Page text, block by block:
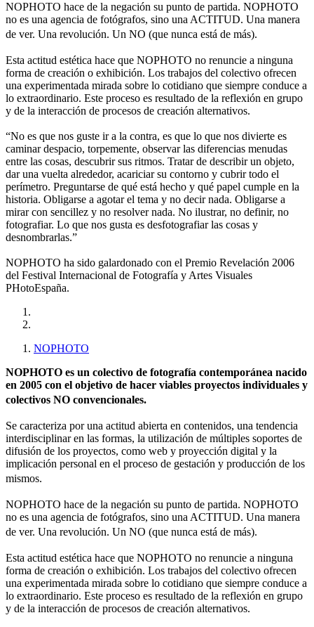
NOPHOTO hace de la negación su punto de partida. NOPHOTO
no es una agencia de fotógrafos, sino una ACTITUD. Una manera
de ver. Una revolución. Un NO (que nunca está de más).
Esta actitud estética hace que NOPHOTO no renuncie a ninguna
forma de creación o exhibición. Los trabajos del colectivo ofrecen
una experimentada mirada sobre lo cotidiano que siempre conduce a
lo extraordinario. Este proceso es resultado de la reflexión en grupo
y de la interacción de procesos de creación alternativos.
“No es que nos guste ir a la contra, es que lo que nos divierte es
caminar despacio, torpemente, observar las diferencias menudas
entre las cosas, descubrir sus ritmos. Tratar de describir un objeto,
dar una vuelta alrededor, acariciar su contorno y cubrir todo el
perímetro. Preguntarse de qué está hecho y qué papel cumple en la
historia. Obligarse a agotar el tema y no decir nada. Obligarse a
mirar con sencillez y no resolver nada. No ilustrar, no definir, no
fotografiar. Lo que nos gusta es desfotografiar las cosas y
desnombrarlas.”
NOPHOTO ha sido galardonado con el Premio Revelación 2006
del Festival Internacional de Fotografía y Artes Visuales
PHotoEspaña.
NOPHOTO
NOPHOTO es un colectivo de fotografía contemporánea nacido
en 2005 con el objetivo de hacer viables proyectos individuales y
colectivos NO convencionales.
Se caracteriza por una actitud abierta en contenidos, una tendencia
interdisciplinar en las formas, la utilización de múltiples soportes de
difusión de los proyectos, como web y proyección digital y la
implicación personal en el proceso de gestación y producción de los
mismos.
NOPHOTO hace de la negación su punto de partida. NOPHOTO
no es una agencia de fotógrafos, sino una ACTITUD. Una manera
de ver. Una revolución. Un NO (que nunca está de más).
Esta actitud estética hace que NOPHOTO no renuncie a ninguna
forma de creación o exhibición. Los trabajos del colectivo ofrecen
una experimentada mirada sobre lo cotidiano que siempre conduce a
lo extraordinario. Este proceso es resultado de la reflexión en grupo
y de la interacción de procesos de creación alternativos.